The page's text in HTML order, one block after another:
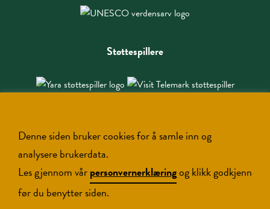
Støttespillere
Denne siden bruker cookies for å samle inn og
analysere brukerdata.
Les gjennom vårpersonvernerklæringog klikk godkjenn
før du benytter siden.